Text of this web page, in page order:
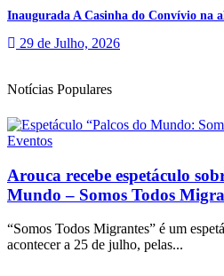
Inaugurada A Casinha do Convívio na
29 de Julho, 2026
Notícias Populares
Eventos
Arouca recebe espetáculo
Mundo – Somos Todos
“Somos Todos Migrantes” é um
acontecer a 25 de julho, pelas...